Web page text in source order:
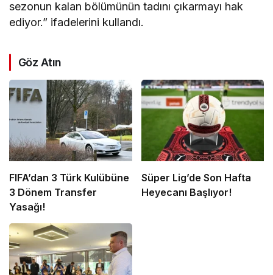
sezonun kalan bölümünün tadını çıkarmayı hak
ediyor.” ifadelerini kullandı.
Göz Atın
FIFA’dan 3 Türk Kulübüne
3 Dönem Transfer
Yasağı!
Süper Lig’de Son Hafta
Heyecanı Başlıyor!